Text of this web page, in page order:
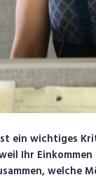
ein wichtiges
Ihr
welche